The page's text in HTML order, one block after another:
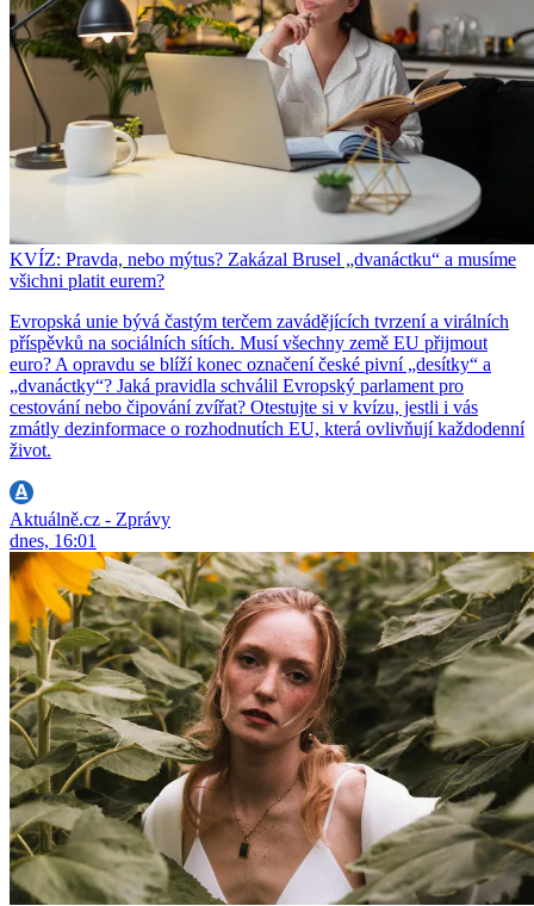
KVÍZ: Pravda, nebo mýtus? Zakázal Brusel „dvanáctku“ a musíme
všichni platit eurem?
Evropská unie bývá častým terčem zavádějících tvrzení a virálních
příspěvků na sociálních sítích. Musí všechny země EU přijmout
euro? A opravdu se blíží konec označení české pivní „desítky“ a
„dvanáctky“? Jaká pravidla schválil Evropský parlament pro
cestování nebo čipování zvířat? Otestujte si v kvízu, jestli i vás
zmátly dezinformace o rozhodnutích EU, která ovlivňují každodenní
život.
Aktuálně.cz - Zprávy
dnes, 16:01